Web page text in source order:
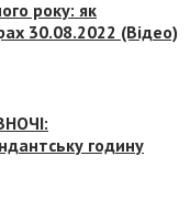
року: як
30.08.2022 (Відео)
годину